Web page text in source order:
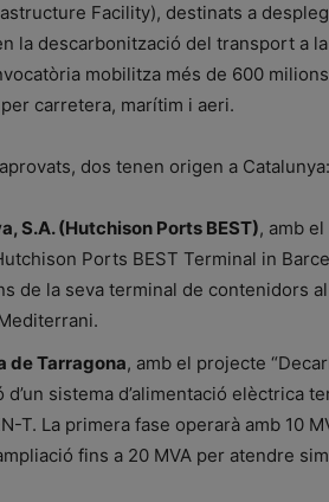
Facility), destinats a
la descarbonització del transport a
mobilitza més de 600
carretera, marítim i aeri.
dos tenen origen a Catalunya:
S.A. (Hutchison Ports BEST), amb
Ports BEST Terminal in
de la seva terminal de contenidors
de Tarragona, amb el projecte
d’un sistema d’alimentació elèctrica
T. La primera fase operarà amb 10
fins a 20 MVA per atendre